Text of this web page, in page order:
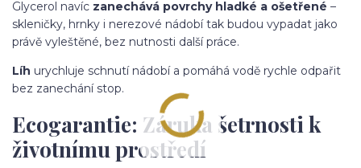
Glycerol navíc zanechává povrchy hladké a ošetřené –
skleničky, hrnky i nerezové nádobí tak budou vypadat jako
právě vyleštěné, bez nutnosti další práce.
Líh urychluje schnutí nádobí a pomáhá vodě rychle odpařit
bez zanechání stop.
Ecogarantie: Záruka šetrnosti k
životnímu prostředí